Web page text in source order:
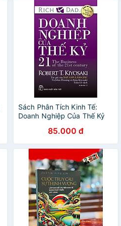
Sách Phân Tích Kinh Tế:
Doanh Nghiệp Của Thế Kỷ
85.000 đ